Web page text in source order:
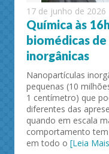
17 de junho de 2026
Química às
biomédicas
inorgânicas
Nanopartículas
pequenas (10
1 centímetro) que
diferentes das
quando em escala
comportamento
em todo o [Leia